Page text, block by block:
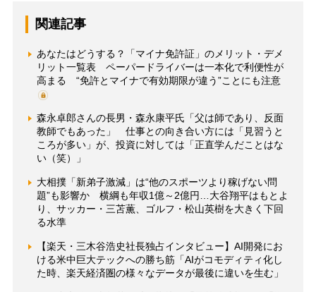
関連記事
あなたはどうする？「マイナ免許証」のメリット・デメ
リット一覧表 ペーパードライバーは一本化で利便性が
高まる “免許とマイナで有効期限が違う”ことにも注意
森永卓郎さんの長男・森永康平氏「父は師であり、反面
教師でもあった」 仕事との向き合い方には「見習うと
ころが多い」が、投資に対しては「正直学んだことはな
い（笑）」
大相撲「新弟子激減」は“他のスポーツより稼げない問
題”も影響か 横綱も年収1億～2億円…大谷翔平はもとよ
り、サッカー・三苫薫、ゴルフ・松山英樹を大きく下回
る水準
【楽天・三木谷浩史社長独占インタビュー】AI開発にお
ける米中巨大テックへの勝ち筋「AIがコモディティ化し
た時、楽天経済圏の様々なデータが最後に違いを生む」